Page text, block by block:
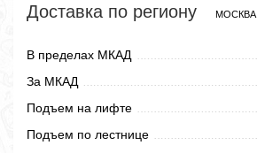
Доставка по региону МОСКВА
В пределах МКАД
За МКАД
Подъем на лифте
Подъем по лестнице